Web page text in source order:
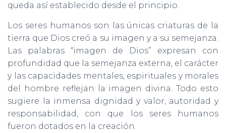
queda así establecido desde el principio.
Los seres humanos son las únicas criaturas de la
tierra que Dios creó a su imagen y a su semejanza.
Las palabras “imagen de Dios” expresan con
profundidad que la semejanza externa, el carácter
y las capacidades mentales, espirituales y morales
del hombre reflejan la imagen divina. Todo esto
sugiere la inmensa dignidad y valor, autoridad y
responsabilidad, con que los seres humanos
fueron dotados en la creación.